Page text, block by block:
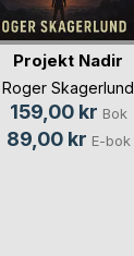
Projekt Nadir
Roger Skagerlund
159,00 kr Bok
89,00 kr E-bok